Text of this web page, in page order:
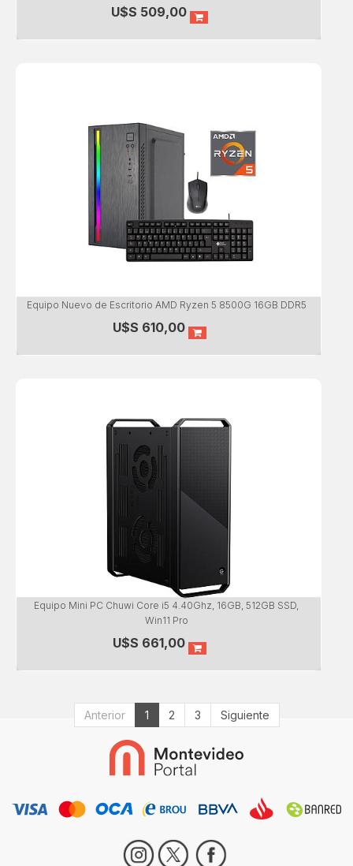
U$S 509,00
Equipo Nuevo de Escritorio AMD Ryzen 5 8500G 16GB DDR5
U$S 610,00
Equipo Mini PC Chuwi Core i5 4.40Ghz, 16GB, 512GB SSD,
Win11 Pro
U$S 661,00
Anterior 1 2 3 Siguiente